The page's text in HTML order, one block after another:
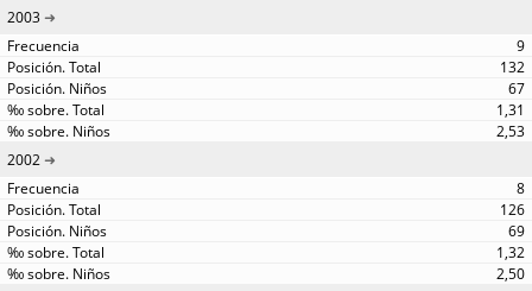
2003
9
132
67
1,31
2,53
2002
8
126
69
1,32
2,50